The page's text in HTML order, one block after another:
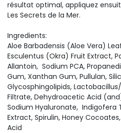
résultat optimal, appliquez
Les Secrets de la Mer.
Ingredients:
Aloe Barbadensis (Aloe Vera)
Esculentus (Okra) Fruit Extract,
Allantoin, Sodium PCA,
Gum, Xanthan Gum, Pullulan,
Glycosphingolipids,
Filtrate, Dehydroacetic Acid
Sodium Hyaluronate, Indigofera
Extract, Spirulin, Honey
Acid